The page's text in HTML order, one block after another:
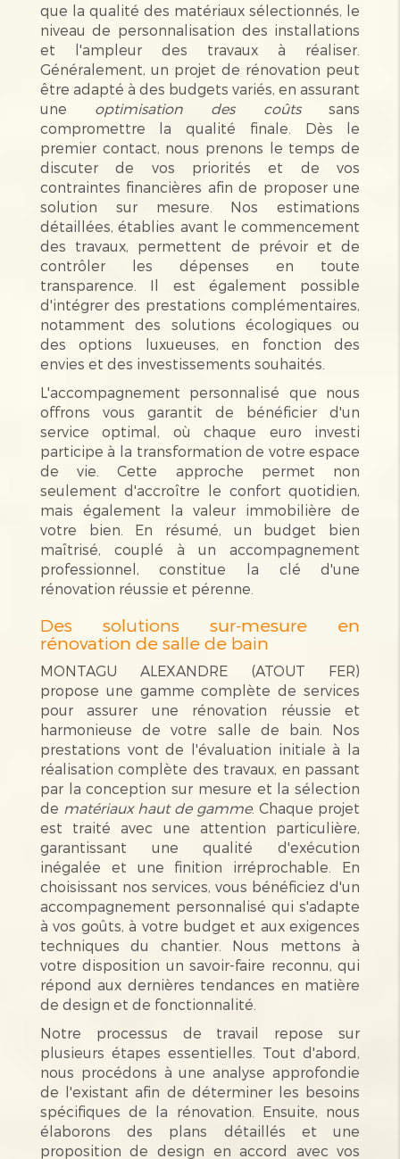
que la qualité des matériaux sélectionnés, le
niveau de personnalisation des installations
et l'ampleur des travaux à réaliser.
Généralement, un projet de rénovation peut
être adapté à des budgets variés, en assurant
une optimisation des coûtssans
compromettre la qualité finale. Dès le
premier contact, nous prenons le temps de
discuter de vos priorités et de vos
contraintes financières afin de proposer une
solution sur mesure. Nos estimations
détaillées, établies avant le commencement
des travaux, permettent de prévoir et de
contrôler les dépenses en toute
transparence. Il est également possible
d'intégrer des prestations complémentaires,
notamment des solutions écologiques ou
des options luxueuses, en fonction des
envies et des investissements souhaités.
L'accompagnement personnalisé que nous
offrons vous garantit de bénéficier d'un
service optimal, où chaque euro investi
participe à la transformation de votre espace
de vie. Cette approche permet non
seulement d'accroître le confort quotidien,
mais également la valeur immobilière de
votre bien. En résumé, un budget bien
maîtrisé, couplé à un accompagnement
professionnel, constitue la clé d'une
rénovation réussie et pérenne.
Des solutions sur-mesure en
rénovation de salle de bain
MONTAGU ALEXANDRE (ATOUT FER)
propose une gamme complète de services
pour assurer une rénovation réussie et
harmonieuse de votre salle de bain. Nos
prestations vont de l'évaluation initiale à la
réalisation complète des travaux, en passant
par la conception sur mesure et la sélection
de matériaux haut de gamme. Chaque projet
est traité avec une attention particulière,
garantissant une qualité d'exécution
inégalée et une finition irréprochable. En
choisissant nos services, vous bénéficiez d'un
accompagnement personnalisé qui s'adapte
à vos goûts, à votre budget et aux exigences
techniques du chantier. Nous mettons à
votre disposition un savoir-faire reconnu, qui
répond aux dernières tendances en matière
de design et de fonctionnalité.
Notre processus de travail repose sur
plusieurs étapes essentielles. Tout d'abord,
nous procédons à une analyse approfondie
de l'existant afin de déterminer les besoins
spécifiques de la rénovation. Ensuite, nous
élaborons des plans détaillés et une
proposition de design en accord avec vos